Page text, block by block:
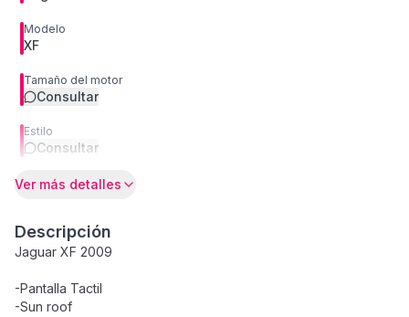
Modelo
XF
Tamaño del motor
Consultar
Estilo
Consultar
Ver más detalles
Descripción
Jaguar XF 2009
-Pantalla Tactil
-Sun roof